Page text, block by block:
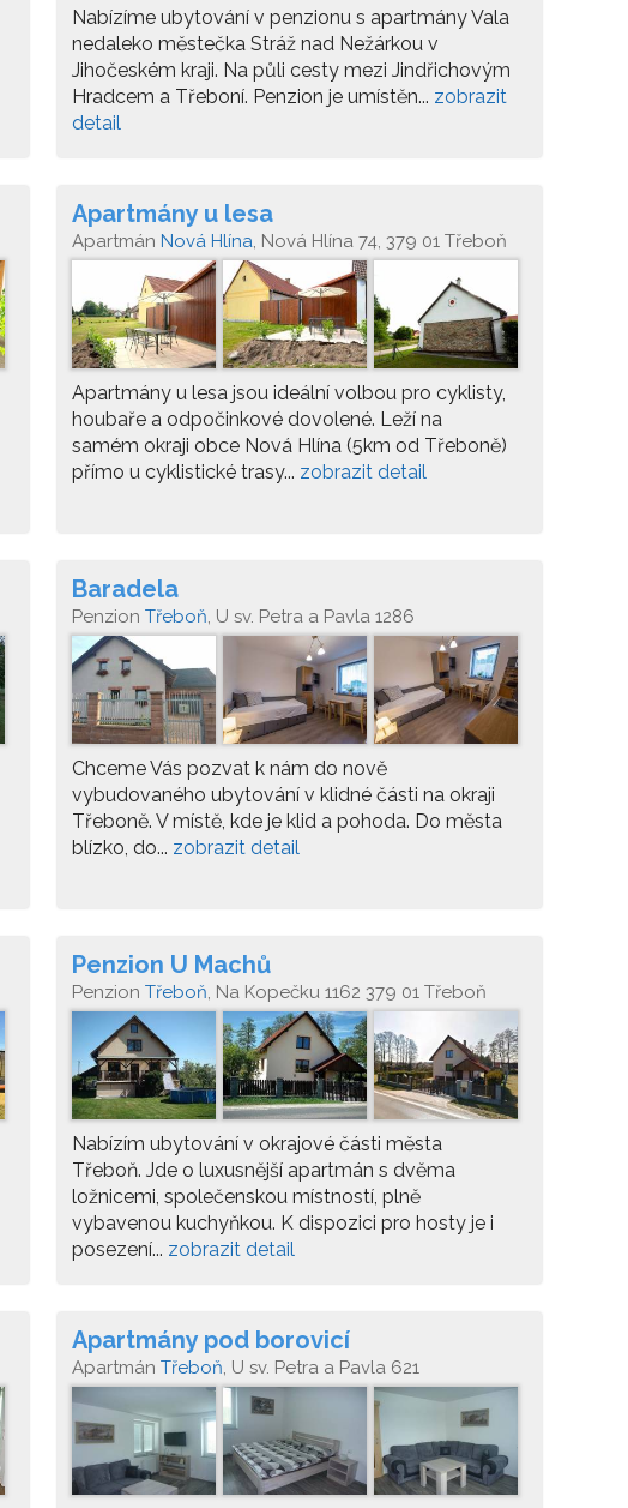
Nabízíme ubytování v penzionu s apartmány Vala
nedaleko městečka Stráž nad Nežárkou v
Jihočeském kraji. Na půli cesty mezi Jindřichovým
Hradcem a Třeboní. Penzion je umístěn... zobrazit
detail
Apartmány u lesa
Apartmán Nová Hlína, Nová Hlína 74, 379 01 Třeboň
Apartmány u lesa jsou ideální volbou pro cyklisty,
houbaře a odpočinkové dovolené. Leží na
samém okraji obce Nová Hlína (5km od Třeboně)
přímo u cyklistické trasy... zobrazit detail
Baradela
Penzion Třeboň, U sv. Petra a Pavla 1286
Chceme Vás pozvat k nám do nově
vybudovaného ubytování v klidné části na okraji
Třeboně. V místě, kde je klid a pohoda. Do města
blízko, do... zobrazit detail
Penzion U Machů
Penzion Třeboň, Na Kopečku 1162 379 01 Třeboň
Nabízím ubytování v okrajové části města
Třeboň. Jde o luxusnější apartmán s dvěma
ložnicemi, společenskou místností, plně
vybavenou kuchyňkou. K dispozici pro hosty je i
posezení... zobrazit detail
Apartmány pod borovicí
Apartmán Třeboň, U sv. Petra a Pavla 621